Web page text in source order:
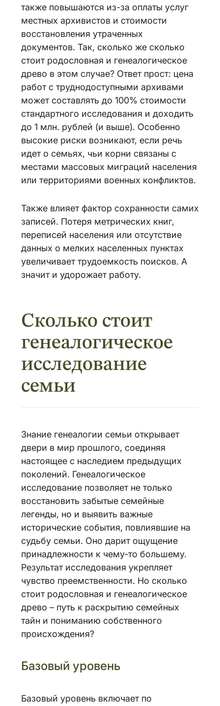
также повышаются из-за оплаты услуг
местных архивистов и стоимости
восстановления утраченных
документов. Так, сколько же сколько
стоит родословная и генеалогическое
древо в этом случае? Ответ прост: цена
работ с труднодоступными архивами
может составлять до 100% стоимости
стандартного исследования и доходить
до 1 млн. рублей (и выше). Особенно
высокие риски возникают, если речь
идет о семьях, чьи корни связаны с
местами массовых миграций населения
или территориями военных конфликтов.
Также влияет фактор сохранности самих
записей. Потеря метрических книг,
переписей населения или отсутствие
данных о мелких населенных пунктах
увеличивает трудоемкость поисков. А
значит и удорожает работу.
Сколько стоит
генеалогическое
исследование
семьи
Знание генеалогии семьи открывает
двери в мир прошлого, соединяя
настоящее с наследием предыдущих
поколений. Генеалогическое
исследование позволяет не только
восстановить забытые семейные
легенды, но и выявить важные
исторические события, повлиявшие на
судьбу семьи. Оно дарит ощущение
принадлежности к чему-то большему.
Результат исследования укрепляет
чувство преемственности. Но сколько
стоит родословная и генеалогическое
древо – путь к раскрытию семейных
тайн и пониманию собственного
происхождения?
Базовый уровень
Базовый уровень включает по